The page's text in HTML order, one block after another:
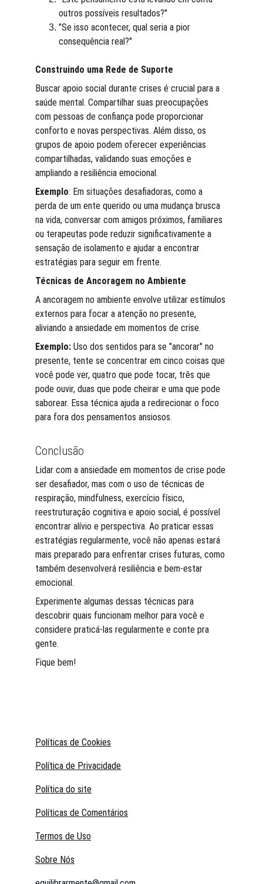
outros possíveis resultados?"
"Se isso acontecer, qual seria a pior
consequência real?"
Construindo uma Rede de Suporte
Buscar apoio social durante crises é crucial para a
saúde mental. Compartilhar suas preocupações
com pessoas de confiança pode proporcionar
conforto e novas perspectivas. Além disso, os
grupos de apoio podem oferecer experiências
compartilhadas, validando suas emoções e
ampliando a resiliência emocional.
Exemplo: Em situações desafiadoras, como a
perda de um ente querido ou uma mudança brusca
na vida, conversar com amigos próximos, familiares
ou terapeutas pode reduzir significativamente a
sensação de isolamento e ajudar a encontrar
estratégias para seguir em frente.
Técnicas de Ancoragem no Ambiente
A ancoragem no ambiente envolve utilizar estímulos
externos para focar a atenção no presente,
aliviando a ansiedade em momentos de crise.
Exemplo: Uso dos sentidos para se "ancorar" no
presente, tente se concentrar em cinco coisas que
você pode ver, quatro que pode tocar, três que
pode ouvir, duas que pode cheirar e uma que pode
saborear. Essa técnica ajuda a redirecionar o foco
para fora dos pensamentos ansiosos.
Conclusão
Lidar com a ansiedade em momentos de crise pode
ser desafiador, mas com o uso de técnicas de
respiração, mindfulness, exercício físico,
reestruturação cognitiva e apoio social, é possível
encontrar alívio e perspectiva. Ao praticar essas
estratégias regularmente, você não apenas estará
mais preparado para enfrentar crises futuras, como
também desenvolverá resiliência e bem-estar
emocional.
Experimente algumas dessas técnicas para
descobrir quais funcionam melhor para você e
considere praticá-las regularmente e conte pra
gente.
Fique bem!
Política de Privacidade
Políticas de Cookies
Políticas de Comentários
Termos de Uso
Sobre Nós
Política do site